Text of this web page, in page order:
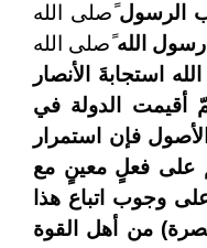
الرسولًصلى الله
رسول اللهًصلى الله
استجابةَ الأنصار
أقيمت الدولة في
فإن استمرار
على فعلٍ معينٍ مع
وجوب اتباع هذا
من أهل القوة